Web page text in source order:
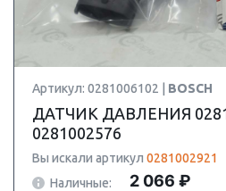
Артикул: 0281006102 | BOSCH
ДАТЧИК ДАВЛЕНИЯ
0281002576
Вы искали артикул 0281002921
Наличные:
2 066 ₽